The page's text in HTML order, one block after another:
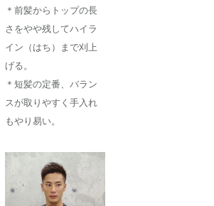
＊前髪からトップの長
さをやや残してハイラ
イン（はち）まで刈上
げる。
＊短髪の定番、バラン
スが取りやすく手入れ
もやり易い。